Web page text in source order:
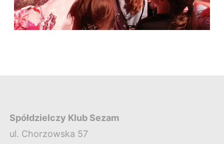
Spółdzielczy Klub Sezam
ul. Chorzowska 57